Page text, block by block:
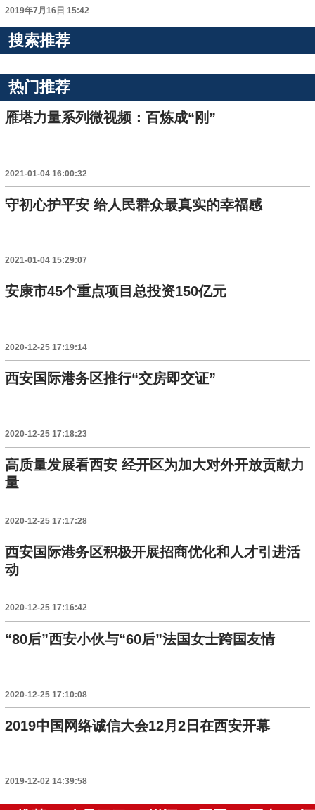
2019年7月16日 15:42
搜索推荐
热门推荐
雁塔力量系列微视频：百炼成“刚”
2021-01-04 16:00:32
守初心护平安 给人民群众最真实的幸福感
2021-01-04 15:29:07
安康市45个重点项目总投资150亿元
2020-12-25 17:19:14
西安国际港务区推行“交房即交证”
2020-12-25 17:18:23
高质量发展看西安 经开区为加大对外开放贡献力
量
2020-12-25 17:17:28
西安国际港务区积极开展招商优化和人才引进活
动
2020-12-25 17:16:42
“80后”西安小伙与“60后”法国女士跨国友情
2020-12-25 17:10:08
2019中国网络诚信大会12月2日在西安开幕
2019-12-02 14:39:58